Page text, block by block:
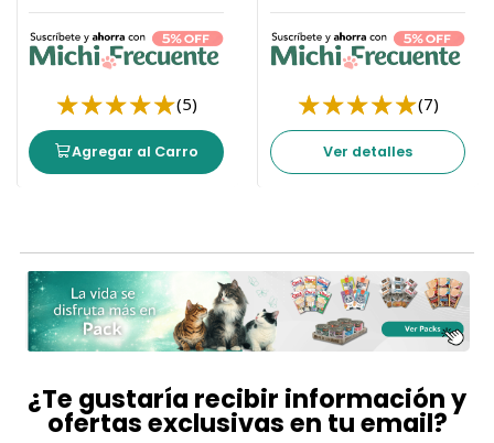
(5)
Agregar al Carro
(7)
Ver detalles
¿Te gustaría recibir información y
ofertas exclusivas en tu email?